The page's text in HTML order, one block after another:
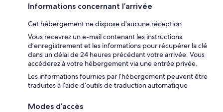
Informations concernant l’arrivée
Cet hébergement ne dispose d'aucune réception
Vous recevrez un e-mail contenant les instructions
d’enregistrement et les informations pour récupérer la clé
dans un délai de 24 heures précédant votre arrivée. Vous
accéderez à votre hébergement via une entrée privée.
Les informations fournies par l’hébergement peuvent être
traduites à l’aide d’outils de traduction automatique
Modes d’accès